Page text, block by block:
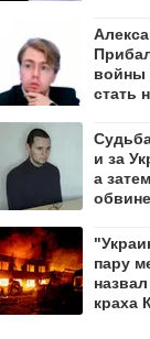
войны
стать
и за
а
пару
краха